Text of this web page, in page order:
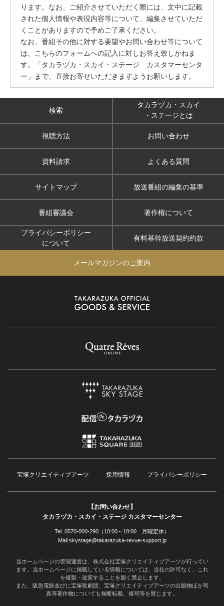
ります。なお、ご紹介させていただく際には、文中に記載
された個人情報や表現内容等について、編集させていただ
くことがありますので予めご了承ください。
なお、番組その他に対する要望やお問い合わせ等について
は、こちらのフォームへの記入に対しお答え致しかねま
す。「タカラヅカ・スカイ・ステージ カスタマーセンタ
ー」まで、直接お寄せいただきますようお願いします。
検索
タカラヅカ・スカイ
・ステージとは
視聴方法 お問い合わせ
資料請求 よくある質問
サイトマップ 放送番組の編集の基準
番組審議会 著作権について
プライバシーポリシー
について
有料基幹放送契約約款
メールマガジンのご案内
宝塚クリエイティブアーツ 採用情報 プライバシーポリシー
【お問い合わせ】
タカラヅカ・スカイ・ステージ カスタマーセンター
Tel. 0570-000-290（10:00～18:00 月曜定休）
Mail skystage@takarazuka-revue-support.jp
当ホームページの管理運営は、株式会社宝塚クリエイティブアーツが行ってい
ます。当ホームページに掲載している情報については、当社の許可なく、これ
を複製・改変することを固く禁止します。
また、阪急電鉄並びに宝塚歌劇団、宝塚クリエイティブアーツの出版物ほか写
真等著作物についても無断転載、複写等を禁じます。